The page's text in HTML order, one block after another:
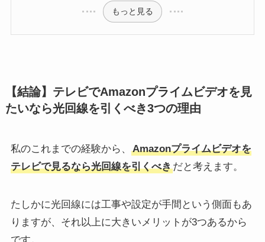
もっと見る
【結論】テレビでAmazonプライムビデオを見
たいなら光回線を引くべき3つの理由
私のこれまでの経験から、
Amazonプライムビデオを
テレビで見るなら光回線を引くべきだと考えます。
たしかに光回線には工事や設定が手間という側面もあ
りますが、それ以上に大きいメリットが3つあるから